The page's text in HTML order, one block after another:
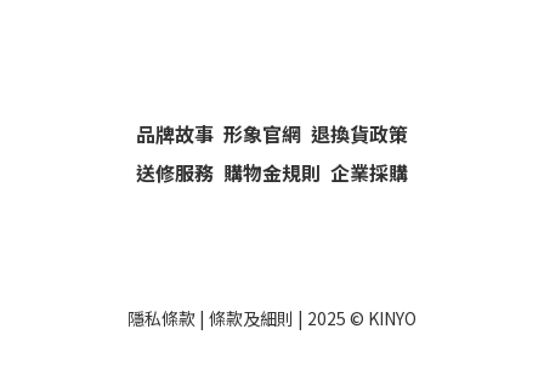
品牌故事 形象官網 退換貨政策
送修服務 購物金規則 企業採購
隱私條款 | 條款及細則 | 2025 © KINYO